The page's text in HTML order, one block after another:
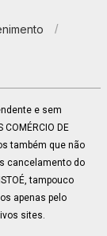
e sem
DE
também que não
cancelamento do
tampouco
apenas pelo
sites.